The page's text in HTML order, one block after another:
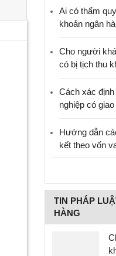
Ai có thẩm
khoản ngân
Cho người
có bị tịch thu
Cách xác
nghiệp có
Hướng dẫn
kết theo vốn
TIN PHÁP
HÀNG